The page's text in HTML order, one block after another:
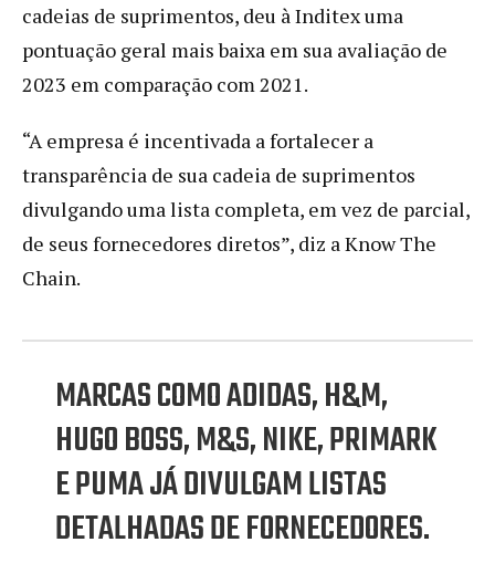
cadeias de suprimentos, deu à Inditex uma
pontuação geral mais baixa em sua avaliação de
2023 em comparação com 2021.
“A empresa é incentivada a fortalecer a
transparência de sua cadeia de suprimentos
divulgando uma lista completa, em vez de parcial,
de seus fornecedores diretos”, diz a Know The
Chain.
MARCAS COMO ADIDAS, H&M,
HUGO BOSS, M&S, NIKE, PRIMARK
E PUMA JÁ DIVULGAM LISTAS
DETALHADAS DE FORNECEDORES.